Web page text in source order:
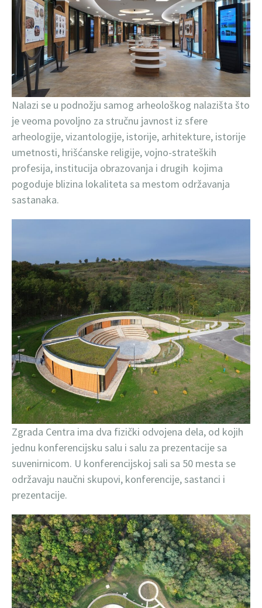
Nalazi se u podnožju samog arheološkog nalazišta što
je veoma povoljno za stručnu javnost iz sfere
arheologije, vizantologije, istorije, arhitekture, istorije
umetnosti, hrišćanske religije, vojno-strateških
profesija, institucija obrazovanja i drugih kojima
pogoduje blizina lokaliteta sa mestom održavanja
sastanaka.
Zgrada Centra ima dva fizički odvojena dela, od kojih
jednu konferencijsku salu i salu za prezentacije sa
suvenirnicom. U konferencijskoj sali sa 50 mesta se
održavaju naučni skupovi, konferencije, sastanci i
prezentacije.